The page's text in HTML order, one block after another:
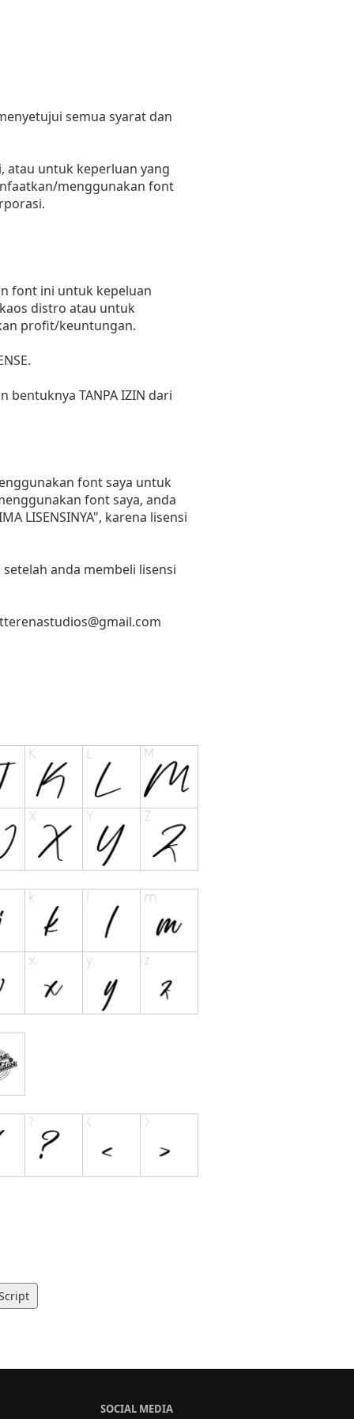
semua syarat dan
atau untuk keperluan yang
menggunakan font
font ini untuk kepeluan
distro atau untuk
profit/keuntungan.
TANPA IZIN dari
font saya untuk
font saya, anda
LISENSINYA", karena lisensi
anda membeli lisensi
SOCIAL MEDIA